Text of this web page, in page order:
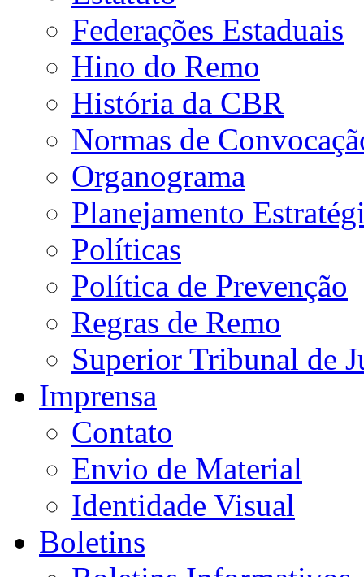
Federações Estaduais
Hino do Remo
História da CBR
Normas de
Organograma
Planejamento
Políticas
Política de Prevenção
Regras de Remo
Superior Tribunal de
Imprensa
Contato
Envio de Material
Identidade Visual
Boletins